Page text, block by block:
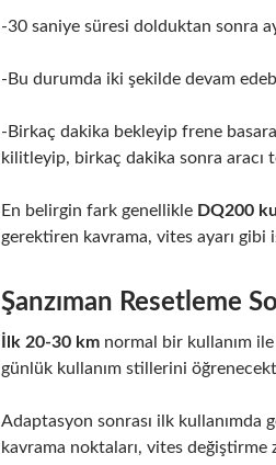
-30 saniye süresi dolduktan sonra
-Bu durumda iki şekilde devam
-Birkaç dakika bekleyip frene
kilitleyip, birkaç dakika sonra aracı
En belirgin fark genellikle DQ200
gerektiren kavrama, vites ayarı gibi
Şanzıman Resetleme
İlk 20-30 km normal bir kullanım ile
günlük kullanım stillerini
Adaptasyon sonrası ilk kullanımda
kavrama noktaları, vites değiştirme